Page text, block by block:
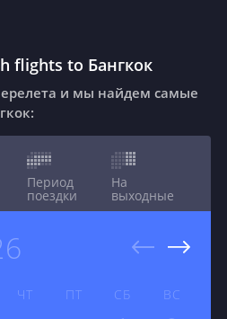
flights to Бангкок
и мы найдем самые
Период
поездки
На
выходные
ЧТ ПТ СБ ВС